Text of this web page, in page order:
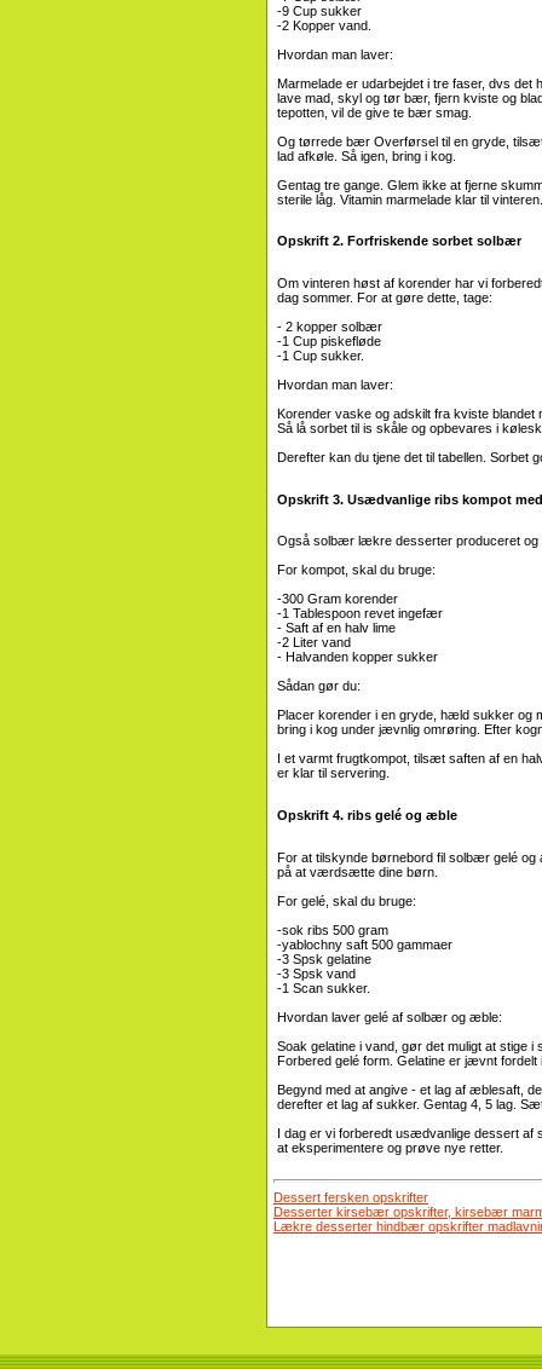
-9 Cup sukker
-2 Kopper vand.
Hvordan man laver:
Marmelade er udarbejdet i tre faser, dvs
lave mad, skyl og tør bær, fjern kviste og
tepotten, vil de give te bær smag.
Og tørrede bær Overførsel til en gryde,
lad afkøle. Så igen, bring i kog.
Gentag tre gange. Glem ikke at fjerne
sterile låg. Vitamin marmelade klar til vinteren.
Opskrift 2. Forfriskende sorbet solbær
Om vinteren høst af korender har vi
dag sommer. For at gøre dette, tage:
- 2 kopper solbær
-1 Cup piskefløde
-1 Cup sukker.
Hvordan man laver:
Korender vaske og adskilt fra kviste
Så lå sorbet til is skåle og opbevares i
Derefter kan du tjene det til tabellen.
Opskrift 3. Usædvanlige ribs kompot
Også solbær lækre desserter produceret
For kompot, skal du bruge:
-300 Gram korender
-1 Tablespoon revet ingefær
- Saft af en halv lime
-2 Liter vand
- Halvanden kopper sukker
Sådan gør du:
Placer korender i en gryde, hæld sukker og
bring i kog under jævnlig omrøring. Efter
I et varmt frugtkompot, tilsæt saften af ​​en
er klar til servering.
Opskrift 4. ribs gelé og æble
For at tilskynde børnebord fil solbær gelé
på at værdsætte dine børn.
For gelé, skal du bruge:
-sok ribs 500 gram
-yablochny saft 500 gammaer
-3 Spsk gelatine
-3 Spsk vand
-1 Scan sukker.
Hvordan laver gelé af solbær og æble:
Soak gelatine i vand, gør det muligt at stige
Forbered gelé form. Gelatine er jævnt fordelt
Begynd med at angive - et lag af æblesaft,
derefter et lag af sukker. Gentag 4, 5 lag.
I dag er vi forberedt usædvanlige dessert
at eksperimentere og prøve nye retter.
Dessert fersken opskrifter
Desserter kirsebær opskrifter, kirsebær
Lækre desserter hindbær opskrifter